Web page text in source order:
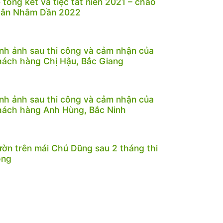
Nhâm Dần 2022
ảnh sau thi công và cảm nhận của
hàng Chị Hậu, Bắc Giang
ảnh sau thi công và cảm nhận của
hàng Anh Hùng, Bắc Ninh
trên mái Chú Dũng sau 2 tháng thi